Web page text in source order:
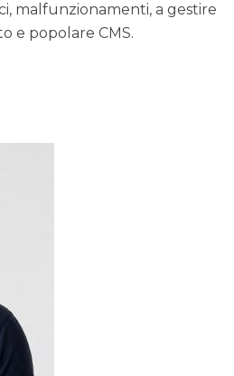
malfunzionamenti, a gestire
e popolare CMS.